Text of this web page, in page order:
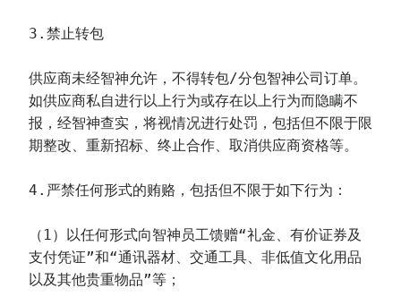
3.禁止转包
供应商未经智神允许，不得转包/分包智神公司订单。
如供应商私自进行以上行为或存在以上行为而隐瞒不
报，经智神查实，将视情况进行处罚，包括但不限于限
期整改、重新招标、终止合作、取消供应商资格等。
4.严禁任何形式的贿赂，包括但不限于如下行为：
（1）以任何形式向智神员工馈赠“礼金、有价证券及
支付凭证”和“通讯器材、交通工具、非低值文化用品
以及其他贵重物品”等；